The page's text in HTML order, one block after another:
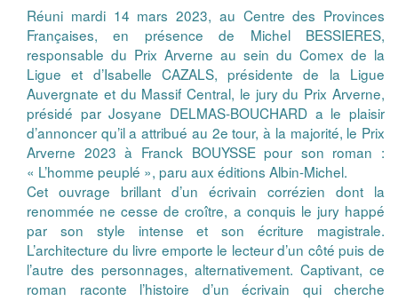
Réuni mardi 14 mars 2023, au Centre des Provinces
Françaises, en présence de Michel BESSIERES,
responsable du Prix Arverne au sein du Comex de la
Ligue et d’Isabelle CAZALS, présidente de la Ligue
Auvergnate et du Massif Central, le jury du Prix Arverne,
présidé par Josyane DELMAS-BOUCHARD a le plaisir
d’annoncer qu’il a attribué au 2e tour, à la majorité, le Prix
Arverne 2023 à Franck BOUYSSE pour son roman :
« L’homme peuplé », paru aux éditions Albin-Michel.
Cet ouvrage brillant d’un écrivain corrézien dont la
renommée ne cesse de croître, a conquis le jury happé
par son style intense et son écriture magistrale.
L’architecture du livre emporte le lecteur d’un côté puis de
l’autre des personnages, alternativement. Captivant, ce
roman raconte l’histoire d’un écrivain qui cherche